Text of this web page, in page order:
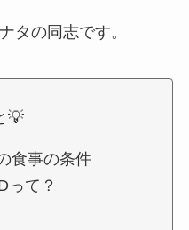
タの同志です。
💡
食事の条件
って？